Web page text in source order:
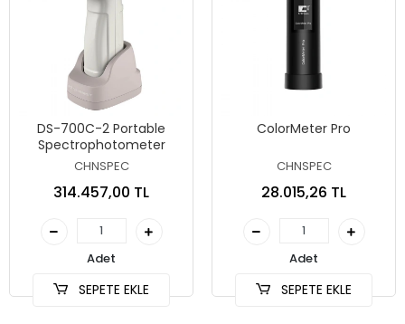
DS-700C-2 Portable
Spectrophotometer
CHNSPEC
314.457,00 TL
Adet
SEPETE EKLE
ColorMeter Pro
CHNSPEC
28.015,26 TL
Adet
SEPETE EKLE